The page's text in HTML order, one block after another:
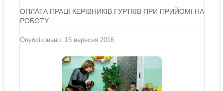
ОПЛАТА ПРАЦІ КЕРІВНИКІВ ГУРТКІВ ПРИ ПРИЙОМІ НА
РОБОТУ
Опубліковано: 15 вересня 2016